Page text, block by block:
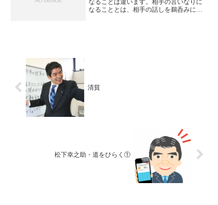
なることは違います。相手の言いなりに
なることとは、相手の話しを鵜呑みに
清貧
松下幸之助・道をひらく①